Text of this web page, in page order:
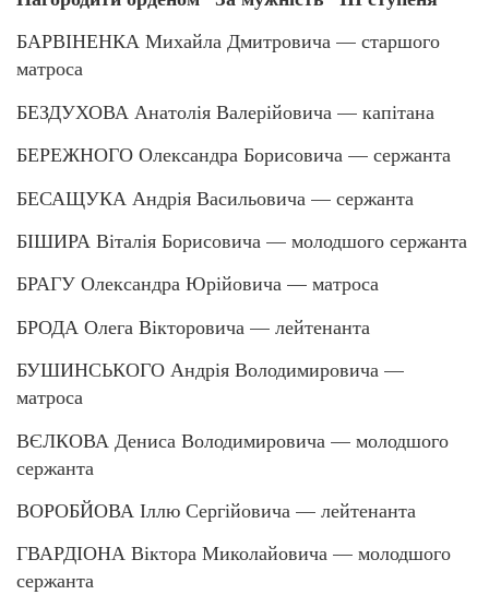
БАРВІНЕНКА Михайла Дмитровича — старшого
матроса
БЕЗДУХОВА Анатолія Валерійовича — капітана
БЕРЕЖНОГО Олександра Борисовича — сержанта
БЕСАЩУКА Андрія Васильовича — сержанта
БІШИРА Віталія Борисовича — молодшого сержанта
БРАГУ Олександра Юрійовича — матроса
БРОДА Олега Вікторовича — лейтенанта
БУШИНСЬКОГО Андрія Володимировича —
матроса
ВЄЛКОВА Дениса Володимировича — молодшого
сержанта
ВОРОБЙОВА Іллю Сергійовича — лейтенанта
ГВАРДІОНА Віктора Миколайовича — молодшого
сержанта